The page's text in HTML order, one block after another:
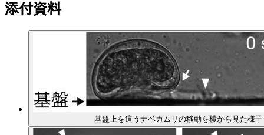
添付資料
基盤上を這うナベカムリの移動を横から見た様